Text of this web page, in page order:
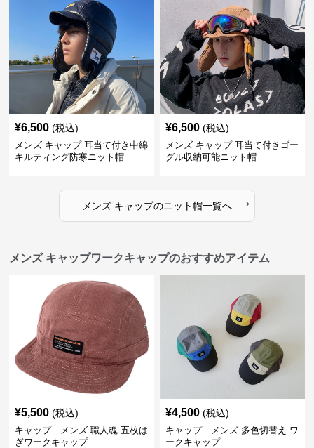
¥6,500 (税込)
メンズ キャップ 耳当て付き中綿
キルティング防寒ニット帽
¥6,500 (税込)
メンズ キャップ 耳当て付きゴー
グル収納可能ニット帽
メンズ キャップのニット帽一覧へ ›
メンズ キャップワークキャップのおすすめアイテム
¥5,500 (税込)
キャップ メンズ 職人魂 五枚は
ぎワークキャップ
¥4,500 (税込)
キャップ メンズ 多色切替え ワ
ークキャップ